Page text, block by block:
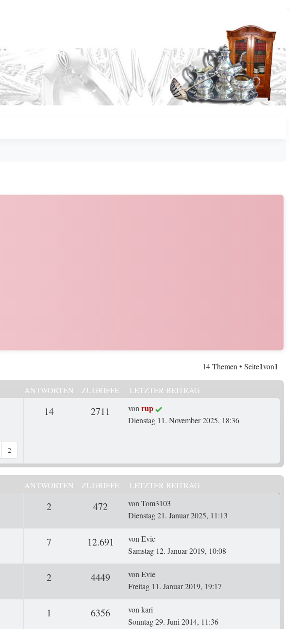
14 Themen • Seite1von1
ANTWORTEN ZUGRIFFE LETZTER BEITRAG
2
14Antworten2711 ZugriffeLetzter Beitrag
vonrup
Dienstag 11. November 2025, 18:36
ANTWORTEN ZUGRIFFE LETZTER BEITRAG
2Antworten 472ZugriffeLetzter Beitrag
vonTom3103
Dienstag 21. Januar 2025, 11:13
7 Antworten12.691 Zugriffe
Letzter Beitrag
vonEvie
Samstag 12. Januar 2019, 10:08
2Antworten4449 ZugriffeLetzter Beitrag
vonEvie
Freitag 11. Januar 2019, 19:17
1 Antworten6356ZugriffeLetzter Beitrag
vonkari
Sonntag 29. Juni 2014, 11:36